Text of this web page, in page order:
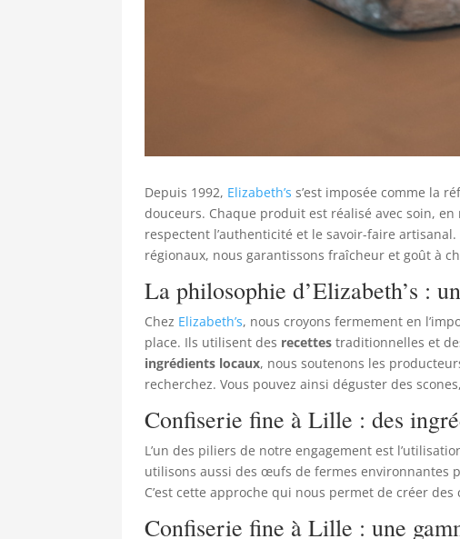
Depuis 1992, Elizabeth’s s’est imposée comme la
douceurs. Chaque produit est réalisé avec soin,
respectent l’authenticité et le savoir-faire
régionaux, nous garantissons fraîcheur et goût à
La philosophie d’Elizabeth’s :
Chez Elizabeth’s, nous croyons fermement en
place. Ils utilisent des recettes traditionnelles et
ingrédients locaux, nous soutenons les
recherchez. Vous pouvez ainsi déguster des
Confiserie fine à Lille : des
L’un des piliers de notre engagement est
utilisons aussi des œufs de fermes environnantes
C’est cette approche qui nous permet de créer
Confiserie fine à Lille : une